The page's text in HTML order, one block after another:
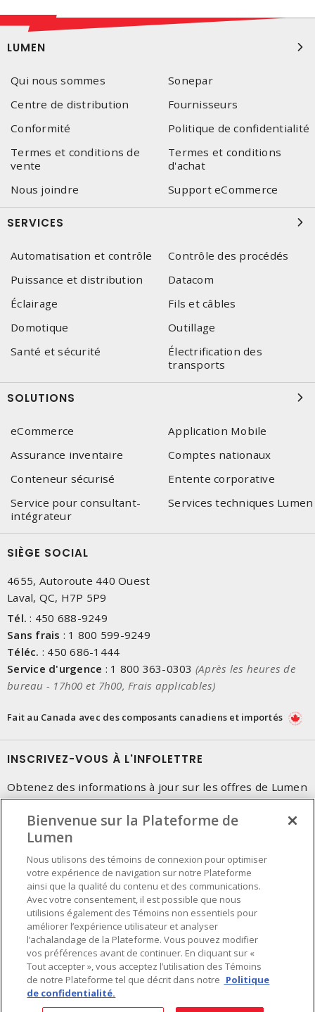
LUMEN
Qui nous sommes
Sonepar
Centre de distribution
Fournisseurs
Conformité
Politique de confidentialité
Termes et conditions de
vente
Termes et conditions
d'achat
Nous joindre
Support eCommerce
SERVICES
Automatisation et contrôle
Contrôle des procédés
Puissance et distribution
Datacom
Éclairage
Fils et câbles
Domotique
Outillage
Santé et sécurité
Électrification des
transports
SOLUTIONS
eCommerce
Application Mobile
Assurance inventaire
Comptes nationaux
Conteneur sécurisé
Entente corporative
Service pour consultant-
intégrateur
Services techniques Lumen
SIÈGE SOCIAL
4655, Autoroute 440 Ouest
Laval, QC, H7P 5P9
Tél. : 450 688-9249
Sans frais : 1 800 599-9249
Téléc. : 450 686-1444
Service d'urgence : 1 800 363-0303 (Après les heures de
bureau - 17h00 et 7h00, Frais applicables)
Fait au Canada avec des composants canadiens et importés
INSCRIVEZ-VOUS À L'INFOLETTRE
Obtenez des informations à jour sur les offres de Lumen
Préférences en matière de cookies
Bienvenue sur la Plateforme de
Lumen
Nous utilisons des témoins de connexion pour optimiser
votre expérience de navigation sur notre Plateforme
ainsi que la qualité du contenu et des communications.
Avec votre consentement, il est possible que nous
utilisions également des Témoins non essentiels pour
améliorer l’expérience utilisateur et analyser
l’achalandage de la Plateforme. Vous pouvez modifier
vos préférences avant de continuer. En cliquant sur «
Tout accepter », vous acceptez l’utilisation des Témoins
de notre Plateforme tel que décrit dans notre Politique
de confidentialité.